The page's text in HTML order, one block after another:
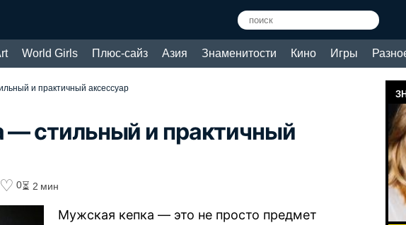
World Girls Плюс-сайз Азия Знаменитости Кино Игры
и практичный аксессуар
— стильный и практичный
♡ 0⏳ 2 мин
Мужская кепка — это не просто предмет